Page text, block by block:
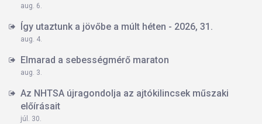
aug. 6.
Így utaztunk a jövőbe a múlt héten - 2026, 31.
aug. 4.
Elmarad a sebességmérő maraton
aug. 3.
Az NHTSA újragondolja az ajtókilincsek műszaki
előírásait
júl. 30.